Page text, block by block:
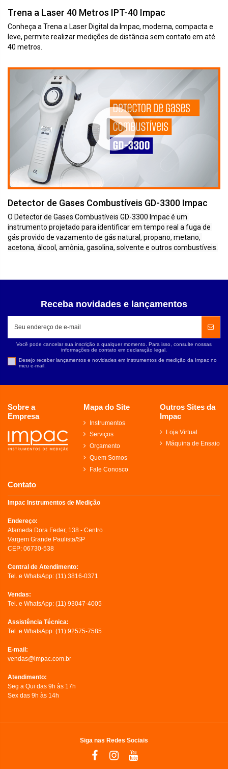
Trena a Laser 40 Metros IPT-40 Impac
Conheça a Trena a Laser Digital da Impac, moderna, compacta e
leve, permite realizar medições de distância sem contato em até
40 metros.
Detector de Gases Combustíveis GD-3300 Impac
O Detector de Gases Combustíveis GD-3300 Impac é um
instrumento projetado para identificar em tempo real a fuga de
gás provido de vazamento de gás natural, propano, metano,
acetona, álcool, amônia, gasolina, solvente e outros combustíveis.
Receba novidades e lançamentos
Você pode cancelar sua inscrição a qualquer momento. Para isso, consulte nossas
informações de contato em declaração legal.
Desejo receber lançamentos e novidades em instrumentos de medição da Impac no
meu e-mail.
Sobre a
Empresa
Mapa do Site
Instrumentos
Serviços
Orçamento
Quem Somos
Fale Conosco
Outros Sites da
Impac
Loja Virtual
Máquina de Ensaio
Contato
Impac Instrumentos de Medição
Endereço:
Alameda Dora Feder, 138 - Centro
Vargem Grande Paulista/SP
CEP: 06730-538
Central de Atendimento:
Tel. e WhatsApp: (11) 3816-0371
Vendas:
Tel. e WhatsApp: (11) 93047-4005
Assistência Técnica:
Tel. e WhatsApp: (11) 92575-7585
E-mail:
vendas@impac.com.br
Atendimento:
Seg a Qui das 9h às 17h
Sex das 9h às 14h
Siga nas Redes Sociais